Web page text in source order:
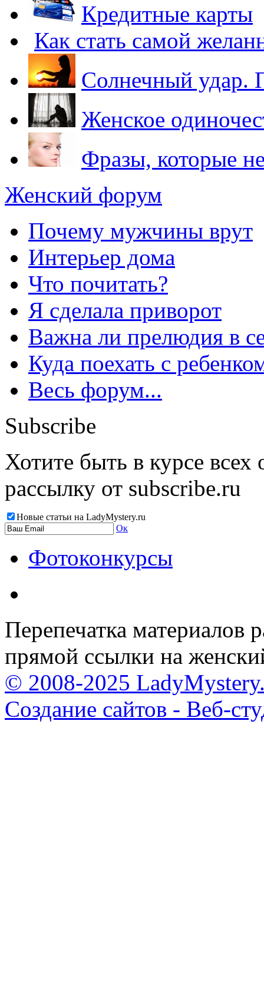
Кредитные карты
Как стать самой
Солнечный удар.
Женское
Фразы, которые
Женский форум
Почему мужчины врут
Интерьер дома
Что почитать?
Я сделала приворот
Важна ли прелюдия в
Куда поехать с
Весь форум...
Subscribe
Хотите быть в курсе
рассылку от subscribe.ru
Новые статьи на LadyMystery.ru
Ок
Фотоконкурсы
Перепечатка материалов
прямой ссылки на
© 2008-2025
Создание сайтов - Веб-